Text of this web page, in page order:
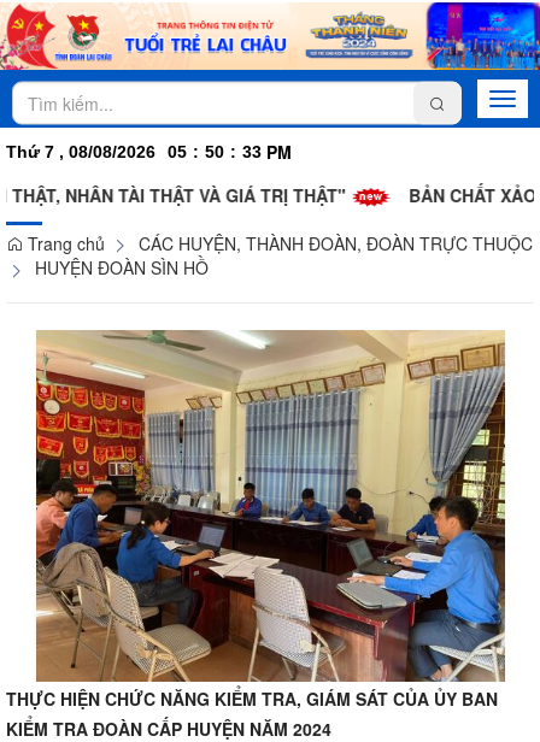
Thứ 7 , 08/08/2026 05 : 50 : 34 PM
TÀI THẬT VÀ GIÁ TRỊ THẬT"
BẢN CHẤT XẢO TRÁ
Trang chủ
CÁC HUYỆN, THÀNH ĐOÀN, ĐOÀN TRỰC THUỘC
HUYỆN ĐOÀN SÌN HỒ
THỰC HIỆN CHỨC NĂNG KIỂM TRA, GIÁM SÁT CỦA ỦY BAN
KIỂM TRA ĐOÀN CẤP HUYỆN NĂM 2024